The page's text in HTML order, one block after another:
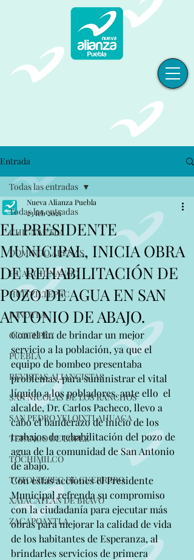
Entrada
Todas las entradas
CHIGNAUTLA
DOMINGO ARENAS
HUAUCHINANGO
HUITZILTEPEC
JONOTLA
OCOTEPEC
PUEBLA
REVISTAS ALIANCISTAS
SAN NICOLAS DE LOS RANCHOS
SAN PEDRO YELOIXTLAHUACA
TEPANCO DE LÓPEZ
TOCHIMILCO
TOTOLTEPEC DE GUERRERO
XAYACATLAN DE BRAVO
ZACAPOAXTLA
Todas las entradas
EL PRESIDENTE
MUNICIPAL, INICIA OBRA
DE REHABILITACIÓN DE
POZO DE AGUA EN SAN
ANTONIO DE ABAJO.
Nueva Alianza Puebla
23 feb 2021
Con el fin de brindar un mejor
servicio a la población, ya que el
equipo de bombeo presentaba
problemas, para suministrar el vital
líquido a los pobladores, ante ello  el
alcalde, Dr. Carlos Pacheco, llevo a
cabo el banderazo de inicio de los
trabajos de rehabilitación del pozo de
agua de la comunidad de San Antonio
de abajo.
Con estas acciones el Presidente
Municipal refrenda su compromiso
con la ciudadanía para ejecutar más
obras para mejorar la calidad de vida
de los habitantes de Esperanza, al
brindarles servicios de primera